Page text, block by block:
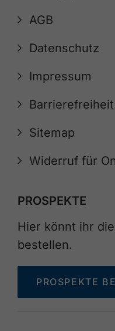
AGB
Datenschutz
Impressum
Barrierefreiheit
Sitemap
Widerruf für
PROSPEKTE
Hier könnt ihr
bestellen.
PROSPEKTE